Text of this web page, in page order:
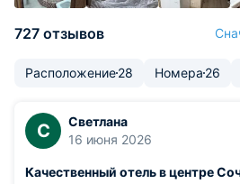
727 отзывов
Расположение28 Номера 26
С
Светлана
16 июня 2026
Качественный отель в центре